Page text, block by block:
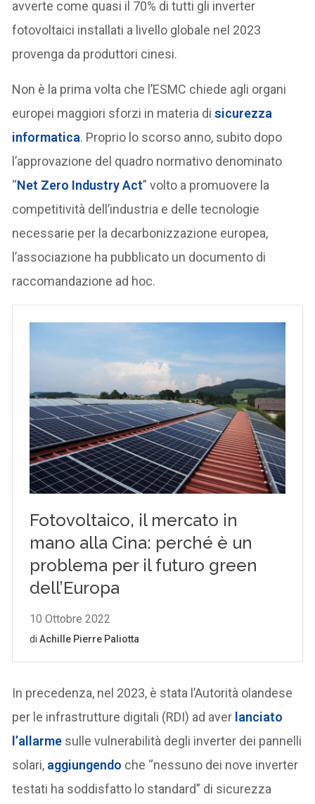
avverte come quasi il 70% di tutti gli inverter
fotovoltaici installati a livello globale nel 2023
provenga da produttori cinesi.
Non è la prima volta che l’ESMC chiede agli organi
europei maggiori sforzi in materia disicurezza
informatica. Proprio lo scorso anno, subito dopo
l’approvazione del quadro normativo denominato
“Net Zero Industry Act” volto a promuovere la
competitività dell’industria e delle tecnologie
necessarie per la decarbonizzazione europea,
l’associazione ha pubblicato un documento di
raccomandazione ad hoc.
In precedenza, nel 2023, è stata l’Autorità olandese
per le infrastrutture digitali (RDI) ad aver lanciato
l’allarme sulle vulnerabilità degli inverter dei pannelli
solari, aggiungendo che “nessuno dei nove inverter
testati ha soddisfatto lo standard” di sicurezza